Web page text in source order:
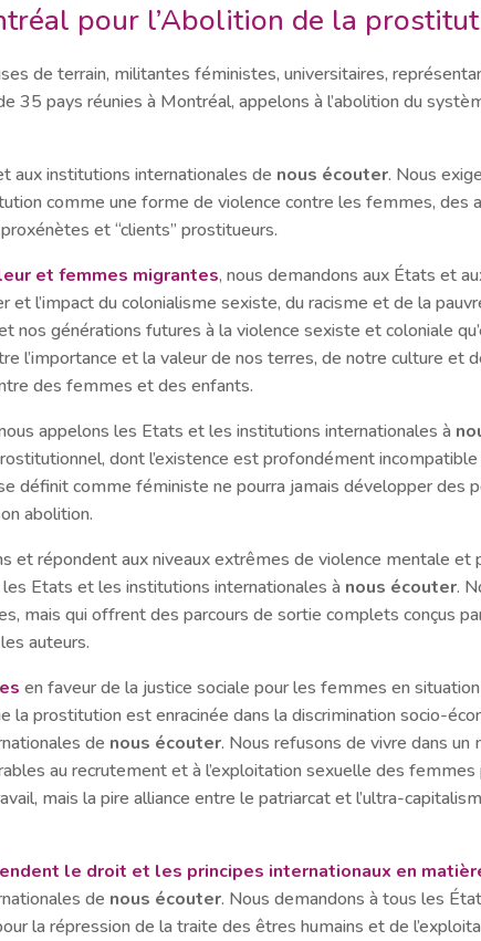
pour l’Abolition de la
de terrain, militantes féministes, universitaires,
35 pays réunies à Montréal, appelons à l’abolition du
aux institutions internationales de nous écouter. Nous
comme une forme de violence contre les femmes, des
et “clients” prostitueurs.
et femmes migrantes, nous demandons aux États et
l’impact du colonialisme sexiste, du racisme et de la
nos générations futures à la violence sexiste et coloniale
l’importance et la valeur de nos terres, de notre culture et
des femmes et des enfants.
appelons les Etats et les institutions internationales à
dont l’existence est profondément incompatible
définit comme féministe ne pourra jamais développer des
abolition.
et répondent aux niveaux extrêmes de violence mentale et
Etats et les institutions internationales à nous écouter.
mais qui offrent des parcours de sortie complets conçus
auteurs.
en faveur de la justice sociale pour les femmes en
la prostitution est enracinée dans la discrimination socio-
de nous écouter. Nous refusons de vivre dans
au recrutement et à l’exploitation sexuelle des
mais la pire alliance entre le patriarcat et l’ultra-
le droit et les principes internationaux en
de nous écouter. Nous demandons à tous les
la répression de la traite des êtres humains et de